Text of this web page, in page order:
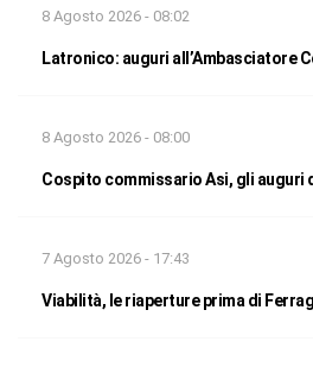
8 Agosto 2026 - 08:02
Latronico: auguri all’Ambasciatore
8 Agosto 2026 - 08:00
Cospito commissario Asi, gli auguri
7 Agosto 2026 - 17:43
Viabilità, le riaperture prima di